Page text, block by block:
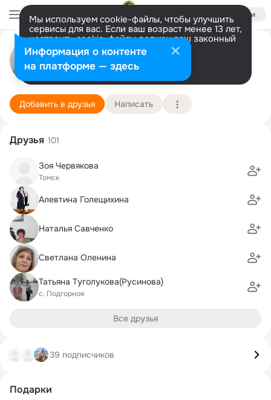
Войти
Мы используем cookie-файлы, чтобы улучшить
сервисы для вас. Если ваш возраст менее 13 лет,
настроить cookie-файлы должен ваш законный
представитель. Больше информации
Разрешить все Настроить
Сергей Иконников
Томск
22 мая (65 лет)
Белобугорская школа
Подробнее
Добавить в друзья Написать
Друзья 101
Зоя Червякова
Томск
Алевтина Голещихина
Наталья Савченко
Светлана Оленина
Татьяна Туголукова(Русинова)
с. Подгорное
Все друзья
39 подписчиков
Подарки
Информация о контенте
на платформе — здесь